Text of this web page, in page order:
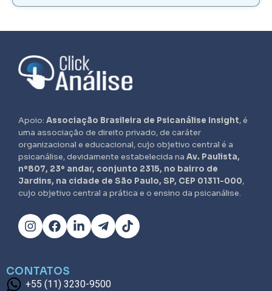
Apoio: Associação Brasileira de Psicanálise Insight, é
uma associação de direito privado, de caráter
organizacional e educacional, cujo objetivo central é a
psicanálise, devidamente estabelecida na Av. Paulista,
nº807, 23º andar, conjunto 2315, no bairro de
Jardins, na cidade de São Paulo, SP, CEP 01311-000,
cujo objetivo central a prática e o ensino da psicanálise.
CONTATOS
+55 (11) 3230-9500